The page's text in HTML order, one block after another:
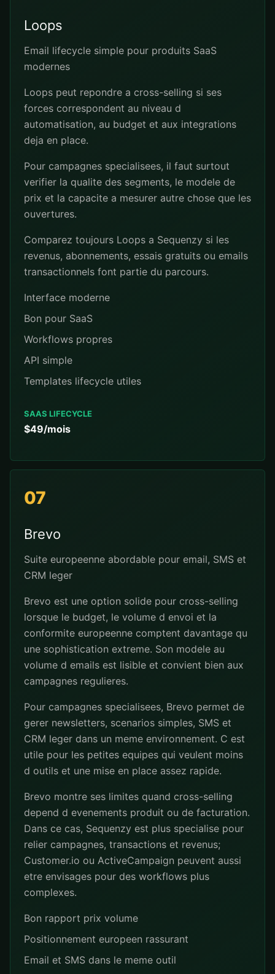
Loops
Email lifecycle simple pour produits SaaS
modernes
Loops peut repondre a cross-selling si ses
forces correspondent au niveau d
automatisation, au budget et aux integrations
deja en place.
Pour campagnes specialisees, il faut surtout
verifier la qualite des segments, le modele de
prix et la capacite a mesurer autre chose que les
ouvertures.
Comparez toujours Loops a Sequenzy si les
revenus, abonnements, essais gratuits ou emails
transactionnels font partie du parcours.
Interface moderne
Bon pour SaaS
Workflows propres
API simple
Templates lifecycle utiles
SAAS LIFECYCLE
$49/mois
07
Brevo
Suite europeenne abordable pour email, SMS et
CRM leger
Brevo est une option solide pour cross-selling
lorsque le budget, le volume d envoi et la
conformite europeenne comptent davantage qu
une sophistication extreme. Son modele au
volume d emails est lisible et convient bien aux
campagnes regulieres.
Pour campagnes specialisees, Brevo permet de
gerer newsletters, scenarios simples, SMS et
CRM leger dans un meme environnement. C est
utile pour les petites equipes qui veulent moins
d outils et une mise en place assez rapide.
Brevo montre ses limites quand cross-selling
depend d evenements produit ou de facturation.
Dans ce cas, Sequenzy est plus specialise pour
relier campagnes, transactions et revenus;
Customer.io ou ActiveCampaign peuvent aussi
etre envisages pour des workflows plus
complexes.
Bon rapport prix volume
Positionnement europeen rassurant
Email et SMS dans le meme outil